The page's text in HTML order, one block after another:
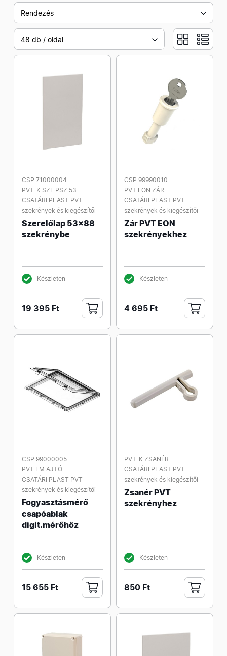
Rendezés
48 db / oldal
CSP 71000004
PVT-K SZL PSZ 53
CSATÁRI PLAST PVT
szekrények és kiegészítői
Szerelőlap 53x88
szekrénybe
Készleten
19 395 Ft
CSP 99990010
PVT EON ZÁR
CSATÁRI PLAST PVT
szekrények és kiegészítői
Zár PVT EON
szekrényekhez
Készleten
4 695 Ft
CSP 99000005
PVT EM AJTÓ
CSATÁRI PLAST PVT
szekrények és kiegészítői
Fogyasztásmérő
csapóablak
digit.mérőhöz
Készleten
15 655 Ft
PVT-K ZSANÉR
CSATÁRI PLAST PVT
szekrények és kiegészítői
Zsanér PVT
szekrényhez
Készleten
850 Ft